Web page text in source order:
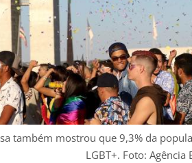
também mostrou que 9,3% da
LGBT+. Foto: Agência